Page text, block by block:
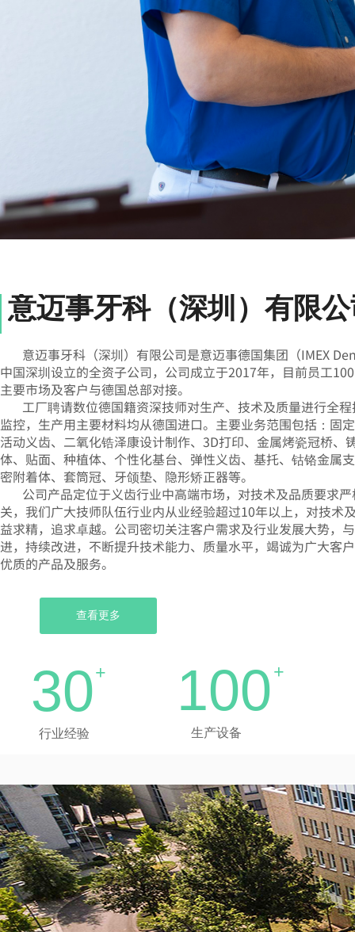
查看更多
意迈事牙科（深圳）有限公司是意迈事德国集团（IMEX
中国深圳设立的全资子公司，公司成立于2017年，目前员工
主要市场及客户与德国总部对接。
工厂聘请数位德国籍资深技师对生产、技术及质量进行全程
监控，生产用主要材料均从德国进口。主要业务范围包括：固
活动义齿、二氧化锆泽康设计制作、 3D打印、金属烤瓷冠桥、
体、贴面、种植体、个性化基台、弹性义齿、基托、钴铬金属
密附着体、套筒冠、牙颌垫、隐形矫正器等。
公司产品定位于义齿行业中高端市场，对技术及品质要求严
关，我们广大技师队伍行业内从业经验超过10年以上，对技术
益求精，追求卓越。公司密切关注客户需求及行业发展大势，
进，持续改进，不断提升技术能力、质量水平，竭诚为广大客
优质的产品及服务。
意迈事牙科（深圳）有限
行业经验
+
30
生产设备
+
100